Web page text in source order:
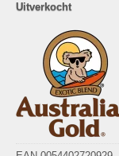
Uitverkocht